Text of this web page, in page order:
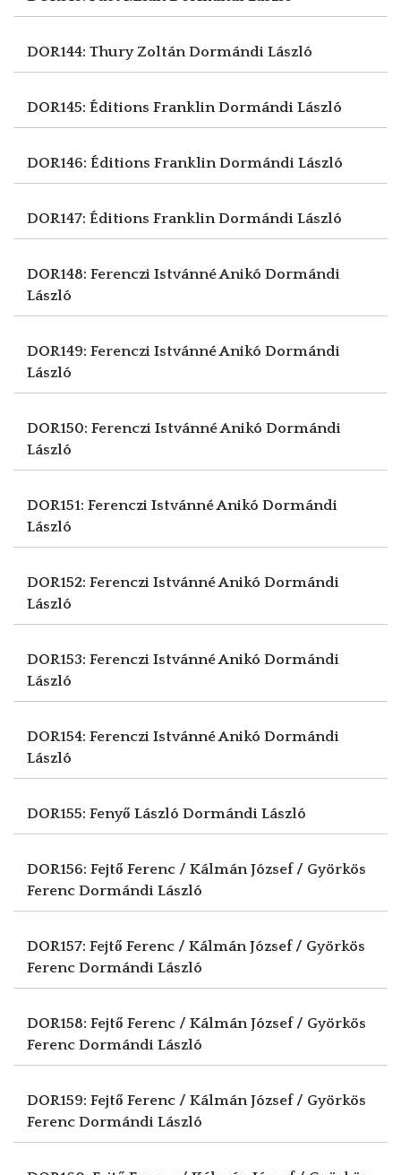
DOR144: Thury ZoltánDormándi László
DOR145: Éditions FranklinDormándi László
DOR146: Éditions FranklinDormándi László
DOR147: Éditions FranklinDormándi László
DOR148: Ferenczi Istvánné Anikó Dormándi
László
DOR149: Ferenczi Istvánné Anikó Dormándi
László
DOR150: Ferenczi Istvánné Anikó Dormándi
László
DOR151: Ferenczi Istvánné Anikó Dormándi
László
DOR152: Ferenczi Istvánné Anikó Dormándi
László
DOR153: Ferenczi Istvánné Anikó Dormándi
László
DOR154: Ferenczi Istvánné Anikó Dormándi
László
DOR155: Fenyő László Dormándi László
DOR156: Fejtő Ferenc / Kálmán József / Györkös
Ferenc Dormándi László
DOR157: Fejtő Ferenc / Kálmán József / Györkös
Ferenc Dormándi László
DOR158: Fejtő Ferenc / Kálmán József / Györkös
Ferenc Dormándi László
DOR159: Fejtő Ferenc / Kálmán József / Györkös
Ferenc Dormándi László